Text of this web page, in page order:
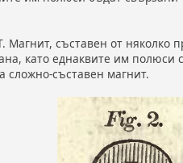
съставен от няколко
като еднаквите им полюси
сложно-съставен магнит.